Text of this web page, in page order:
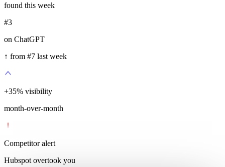
found this week
#3
on ChatGPT
↑ from #7 last week
+35% visibility
month-over-month
Competitor alert
Hubspot overtook you